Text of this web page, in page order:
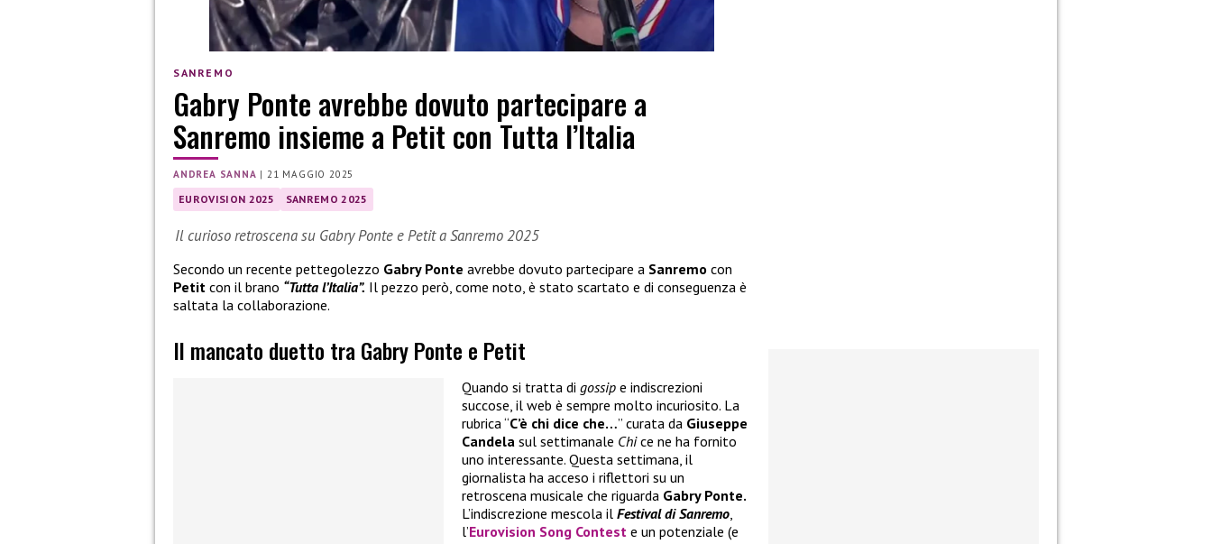
SANREMO
Gabry Ponte avrebbe dovuto partecipare a
Sanremo insieme a Petit con Tutta l’Italia
ANDREA SANNA |21 MAGGIO 2025
EUROVISION 2025 SANREMO 2025
Il curioso retroscena su Gabry Ponte e Petit a Sanremo 2025
Secondo un recente pettegolezzo Gabry Ponte avrebbe dovuto partecipare a Sanremo con
Petit con il brano “Tutta l’Italia”. Il pezzo però, come noto, è stato scartato e di conseguenza è
saltata la collaborazione.
Il mancato duetto tra Gabry Ponte e Petit
Quando si tratta di gossip e indiscrezioni
succose, il web è sempre molto incuriosito. La
rubrica “C’è chi dice che…” curata da Giuseppe
Candela sul settimanale Chice ne ha fornito
uno interessante. Questa settimana, il
giornalista ha acceso i riflettori su un
retroscena musicale che riguarda Gabry Ponte.
L’indiscrezione mescola il Festival diSanremo
l’Eurovision Song Contest e un potenziale (e